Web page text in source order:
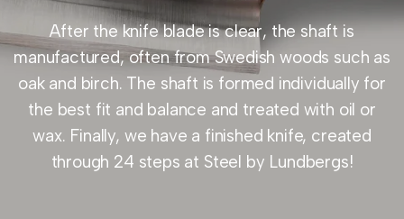
After the knife blade is clear, the shaft is
manufactured, often from Swedish woods such as
oak and birch. The shaft is formed individually for
the best fit and balance and treated with oil or
wax. Finally, we have a finished knife, created
through 24 steps at Steel by Lundbergs!